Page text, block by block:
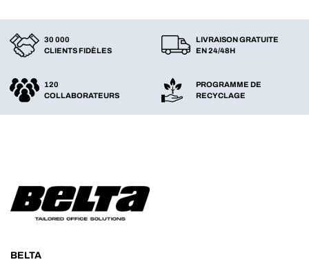
30 000
CLIENTS FIDÈLES
LIVRAISON GRATUITE
EN 24/48H
120
COLLABORATEURS
PROGRAMME DE
RECYCLAGE
BELTA